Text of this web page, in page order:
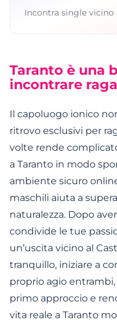
Incontra single vicino
Taranto è una
incontrare
Il capoluogo ionico
ritrovo esclusivi per
volte rende
a Taranto in modo
ambiente sicuro
maschili aiuta a
naturalezza. Dopo
condivide le tue
un’uscita vicino al
tranquillo, iniziare a
proprio agio
primo approccio e
vita reale a Taranto